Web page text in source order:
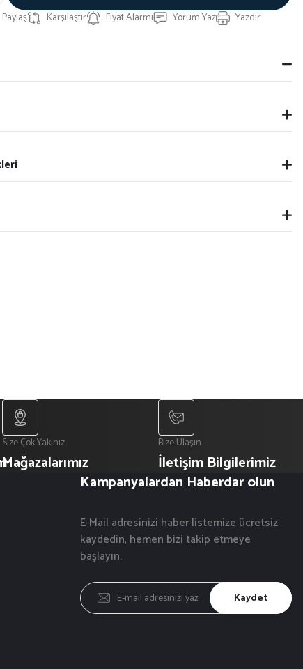
Paylaş Karşılaştır Fiyat Alarmı Yorum Yaz Yazdır
Size Çok Yakınız
Mağazalarımız
Bize Ulaşın
İletişim Bilgilerimiz
Kampanyalardan Haberdar olun
E-Mail adresinizi haber listemize ücretsiz
kaydedin, hemen bizi takip etmeye
başlayın.
Kaydet